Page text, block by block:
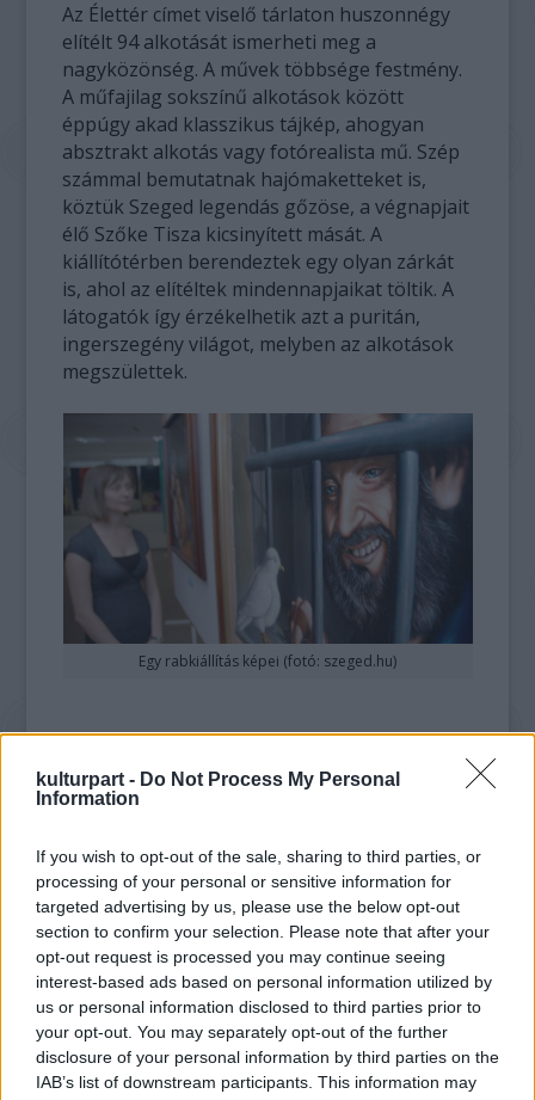
kulturpart - Do Not Process My Personal
Information
If you wish to opt-out of the sale, sharing to third parties, or
processing of your personal or sensitive information for
targeted advertising by us, please use the below opt-out
section to confirm your selection. Please note that after your
opt-out request is processed you may continue seeing
interest-based ads based on personal information utilized by
us or personal information disclosed to third parties prior to
your opt-out. You may separately opt-out of the further
disclosure of your personal information by third parties on the
IAB’s list of downstream participants. This information may
Az Élettér címet viselő tárlaton huszonnégy
elítélt 94 alkotását ismerheti meg a
nagyközönség. A művek többsége festmény.
A műfajilag sokszínű alkotások között
éppúgy akad klasszikus tájkép, ahogyan
absztrakt alkotás vagy fotórealista mű. Szép
számmal bemutatnak hajómaketteket is,
köztük Szeged legendás gőzöse, a végnapjait
élő Szőke Tisza kicsinyített mását. A
kiállítótérben berendeztek egy olyan zárkát
is, ahol az elítéltek mindennapjaikat töltik. A
látogatók így érzékelhetik azt a puritán,
ingerszegény világot, melyben az alkotások
megszülettek.
Egy rabkiállítás képei (fotó: szeged.hu)
mintegy 1650 fő tölti szabadságvesztését
vagy előzetes letartóztatását. Az
népszerűbb: már több mint kétszázan
készítenek rendszeresen képzőművészeti
alkotásokat. Törzsök Tibor, az intézet
parancsnokhelyettese az MTI-nek elmondta,
a fogvatartottak szabadidős
tevékenységként, illetve a művészetterápiás
foglalkozásokon végezhetnek alkotómunkát.
E tevékenység technikailag is rendkívül
változatos, hiszen a biztonsági előírások